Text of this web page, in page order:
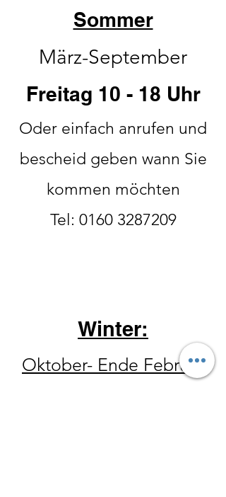
Sommer
März-September
Freitag 10 - 18 Uhr
Oder einfach anrufen und
bescheid geben wann Sie
kommen möchten
Tel: 0160 3287209
Winter:
Oktober- Ende Februar